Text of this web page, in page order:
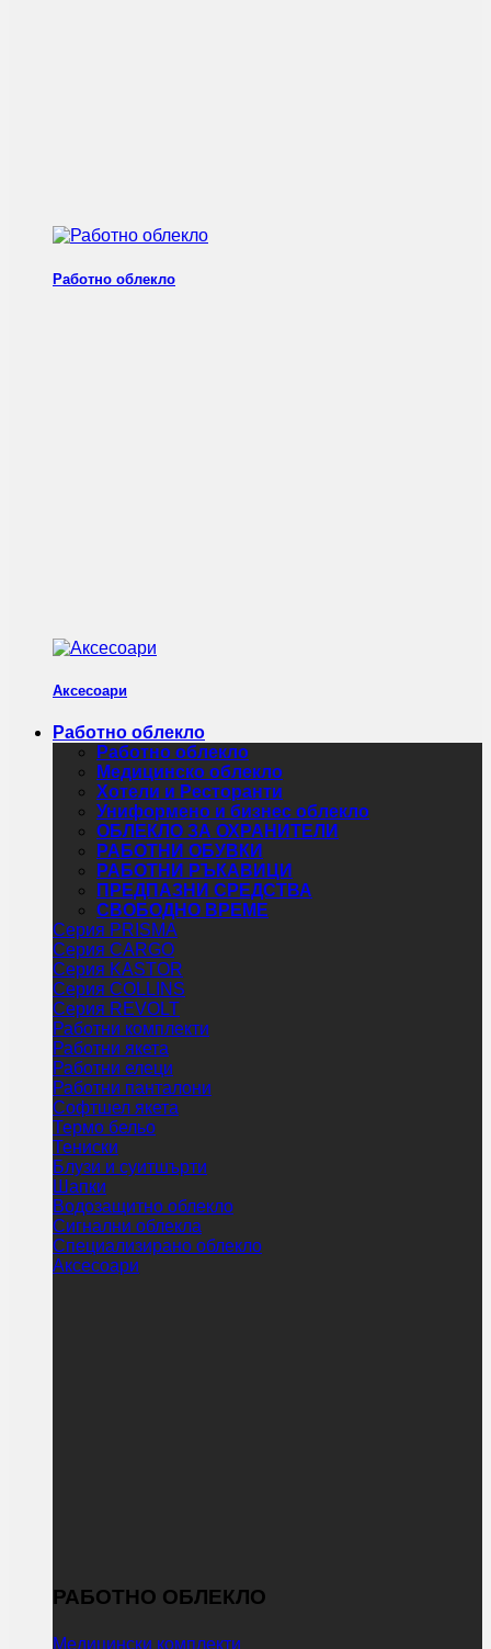
Работно облекло
Аксесоари
Работно облекло
Работно облекло
Медицинско облекло
Хотели и Ресторанти
Униформено и бизнес облекло
ОБЛЕКЛО ЗА ОХРАНИТЕЛИ
РАБОТНИ ОБУВКИ
РАБОТНИ РЪКАВИЦИ
ПРЕДПАЗНИ СРЕДСТВА
СВОБОДНО ВРЕМЕ
Серия PRISMA
Серия CARGO
Серия KASTOR
Серия COLLINS
Серия REVOLT
Работни комплекти
Работни якета
Работни елеци
Работни панталони
Софтшел якета
Термо бельо
Тениски
Блузи и суитшърти
Шапки
Водозащитно облекло
Сигнални облекла
Специализирано облекло
Аксесоари
РАБОТНО ОБЛЕКЛО
Медицински комплекти